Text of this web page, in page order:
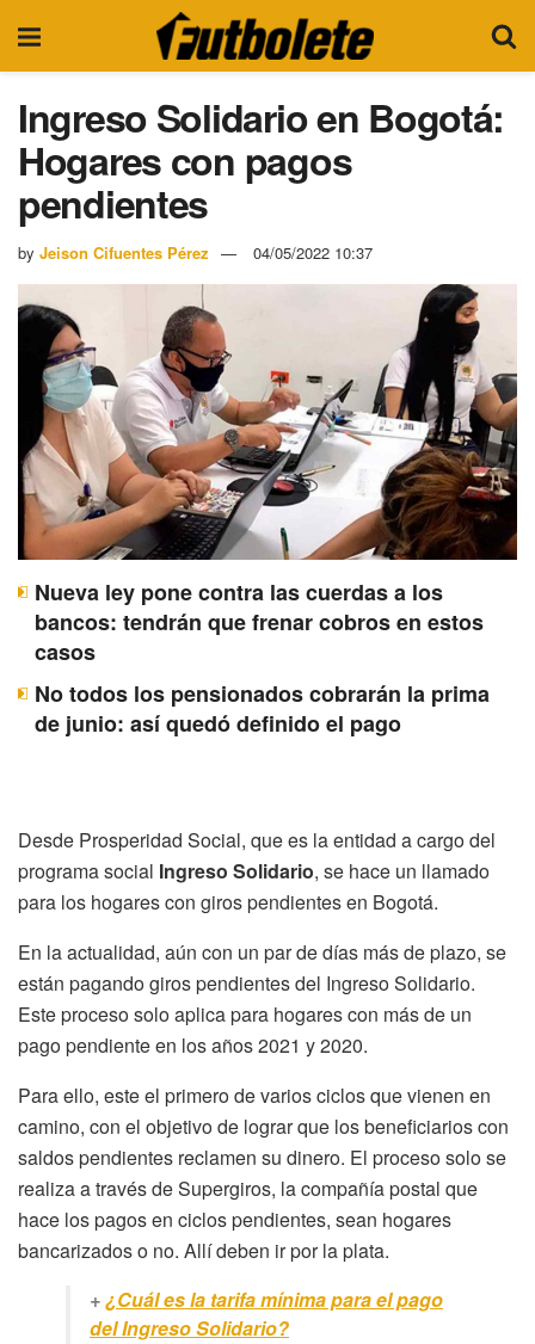
Ingreso Solidario en Bogotá:
Hogares con pagos
pendientes
by Jeison Cifuentes Pérez 04/05/2022 10:37
Nueva ley pone contra las cuerdas a los
bancos: tendrán que frenar cobros en estos
casos
No todos los pensionados cobrarán la prima
de junio: así quedó definido el pago
Desde Prosperidad Social, que es la entidad a cargo del
programa social Ingreso Solidario, se hace un llamado
para los hogares con giros pendientes en Bogotá.
En la actualidad, aún con un par de días más de plazo, se
están pagando giros pendientes del Ingreso Solidario.
Este proceso solo aplica para hogares con más de un
pago pendiente en los años 2021 y 2020.
Para ello, este el primero de varios ciclos que vienen en
camino, con el objetivo de lograr que los beneficiarios con
saldos pendientes reclamen su dinero. El proceso solo se
realiza a través de Supergiros, la compañía postal que
hace los pagos en ciclos pendientes, sean hogares
bancarizados o no. Allí deben ir por la plata.
+¿Cuál es la tarifa mínima para el pago
del Ingreso Solidario?